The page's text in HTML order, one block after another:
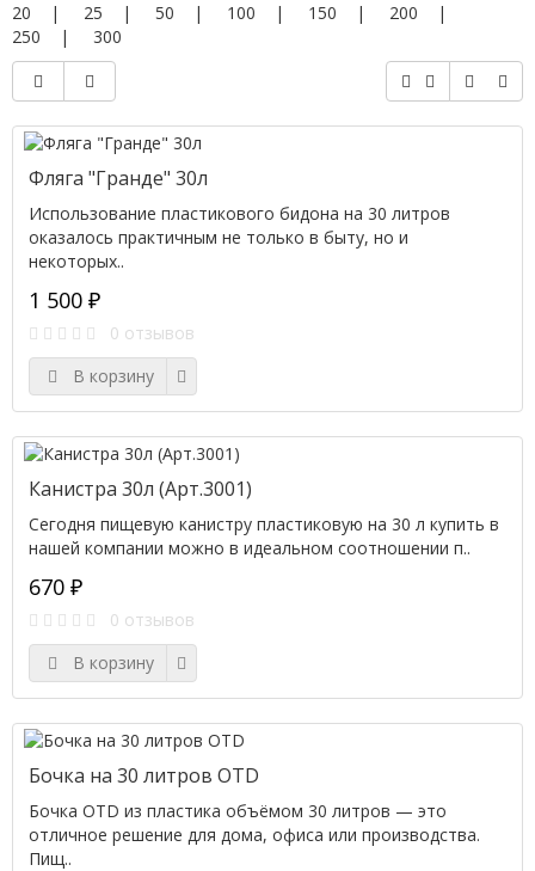
20 | 25 | 50 | 100 | 150 | 200 |
250 | 300
Фляга "Гранде" 30л
Использование пластикового бидона на 30 литров
оказалось практичным не только в быту, но и
некоторых..
1 500 ₽
0 отзывов
В корзину
Канистра 30л (Арт.3001)
Сегодня пищевую канистру пластиковую на 30 л купить в
нашей компании можно в идеальном соотношении п..
670 ₽
0 отзывов
В корзину
Бочка на 30 литров OTD
Бочка OTD из пластика объёмом 30 литров — это
отличное решение для дома, офиса или производства.
Пищ..